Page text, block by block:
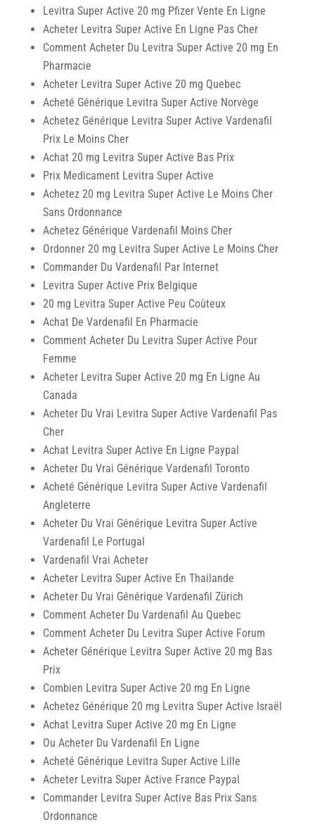
Levitra Super Active 20 mg Pfizer Vente En Ligne
Acheter Levitra Super Active En Ligne Pas Cher
Comment Acheter Du Levitra Super Active 20 mg En
Pharmacie
Acheter Levitra Super Active 20 mg Quebec
Acheté Générique Levitra Super Active Norvège
Achetez Générique Levitra Super Active Vardenafil
Prix Le Moins Cher
Achat 20 mg Levitra Super Active Bas Prix
Prix Medicament Levitra Super Active
Achetez 20 mg Levitra Super Active Le Moins Cher
Sans Ordonnance
Achetez Générique Vardenafil Moins Cher
Ordonner 20 mg Levitra Super Active Le Moins Cher
Commander Du Vardenafil Par Internet
Levitra Super Active Prix Belgique
20 mg Levitra Super Active Peu Coûteux
Achat De Vardenafil En Pharmacie
Comment Acheter Du Levitra Super Active Pour
Femme
Acheter Levitra Super Active 20 mg En Ligne Au
Canada
Acheter Du Vrai Levitra Super Active Vardenafil Pas
Cher
Achat Levitra Super Active En Ligne Paypal
Acheter Du Vrai Générique Vardenafil Toronto
Acheté Générique Levitra Super Active Vardenafil
Angleterre
Acheter Du Vrai Générique Levitra Super Active
Vardenafil Le Portugal
Vardenafil Vrai Acheter
Acheter Levitra Super Active En Thailande
Acheter Du Vrai Générique Vardenafil Zürich
Comment Acheter Du Vardenafil Au Quebec
Comment Acheter Du Levitra Super Active Forum
Acheter Générique Levitra Super Active 20 mg Bas
Prix
Combien Levitra Super Active 20 mg En Ligne
Achetez Générique 20 mg Levitra Super Active Israël
Achat Levitra Super Active 20 mg En Ligne
Ou Acheter Du Vardenafil En Ligne
Acheté Générique Levitra Super Active Lille
Acheter Levitra Super Active France Paypal
Commander Levitra Super Active Bas Prix Sans
Ordonnance